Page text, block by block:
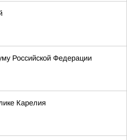
Российской Федерации
Карелия